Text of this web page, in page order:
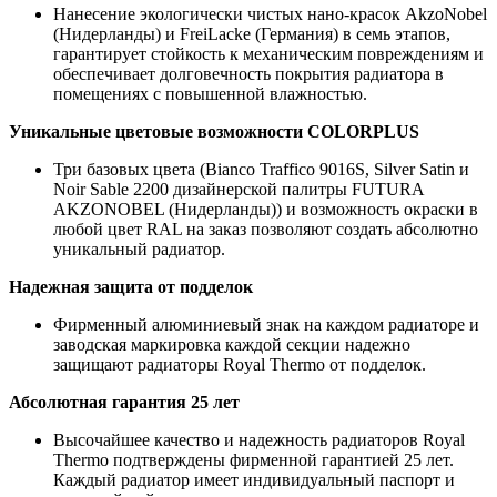
Нанесение экологически чистых нано-красок AkzoNobel
(Нидерланды) и FreiLacke (Германия) в семь этапов,
гарантирует стойкость к механическим повреждениям и
обеспечивает долговечность покрытия радиатора в
помещениях с повышенной влажностью.
Уникальные цветовые возможности COLORPLUS
Три базовых цвета (Bianco Traffico 9016S, Silver Satin и
Noir Sable 2200 дизайнерской палитры FUTURA
AKZONOBEL (Нидерланды)) и возможность окраски в
любой цвет RAL на заказ позволяют создать абсолютно
уникальный радиатор.
Надежная защита от подделок
Фирменный алюминиевый знак на каждом радиаторе и
заводская маркировка каждой секции надежно
защищают радиаторы Royal Thermo от подделок.
Абсолютная гарантия 25 лет
Высочайшее качество и надежность радиаторов Royal
Thermo подтверждены фирменной гарантией 25 лет.
Каждый радиатор имеет индивидуальный паспорт и